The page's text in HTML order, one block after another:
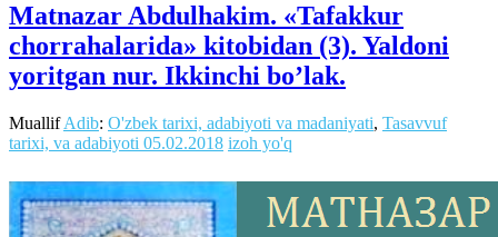
Matnazar Abdulhakim. «Tafakkur
chorrahalarida» kitobidan (3). Yaldoni
yoritgan nur. Ikkinchi bo’lak.
MuallifAdib: O'zbek tarixi, adabiyoti va madaniyati, Tasavvuf
tarixi, va adabiyoti 05.02.2018 izoh yo'q